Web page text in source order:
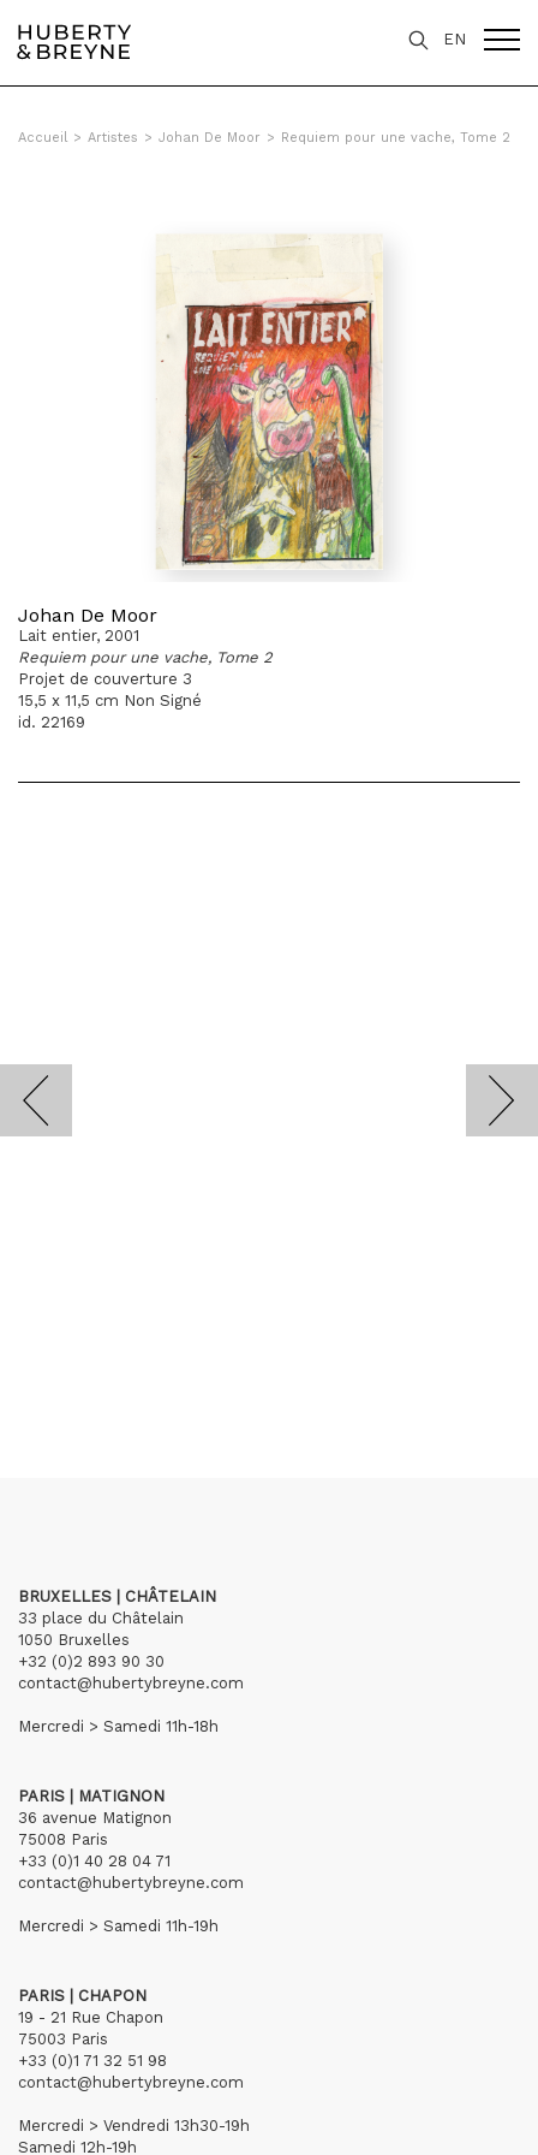
EN
Accueil > Artistes > Johan De Moor > Requiem pour une vache, Tome 2
Johan De Moor
Lait entier, 2001
Requiem pour une vache, Tome 2
Projet de couverture 3
15,5 x 11,5 cm Non Signé
id. 22169
BRUXELLES | CHÂTELAIN
33 place du Châtelain
1050 Bruxelles
+32 (0)2 893 90 30
contact@hubertybreyne.com
Mercredi > Samedi 11h-18h
PARIS | MATIGNON
36 avenue Matignon
75008 Paris
+33 (0)1 40 28 04 71
contact@hubertybreyne.com
Mercredi > Samedi 11h-19h
PARIS | CHAPON
19 - 21 Rue Chapon
75003 Paris
+33 (0)1 71 32 51 98
contact@hubertybreyne.com
Mercredi > Vendredi 13h30-19h
Samedi 12h-19h